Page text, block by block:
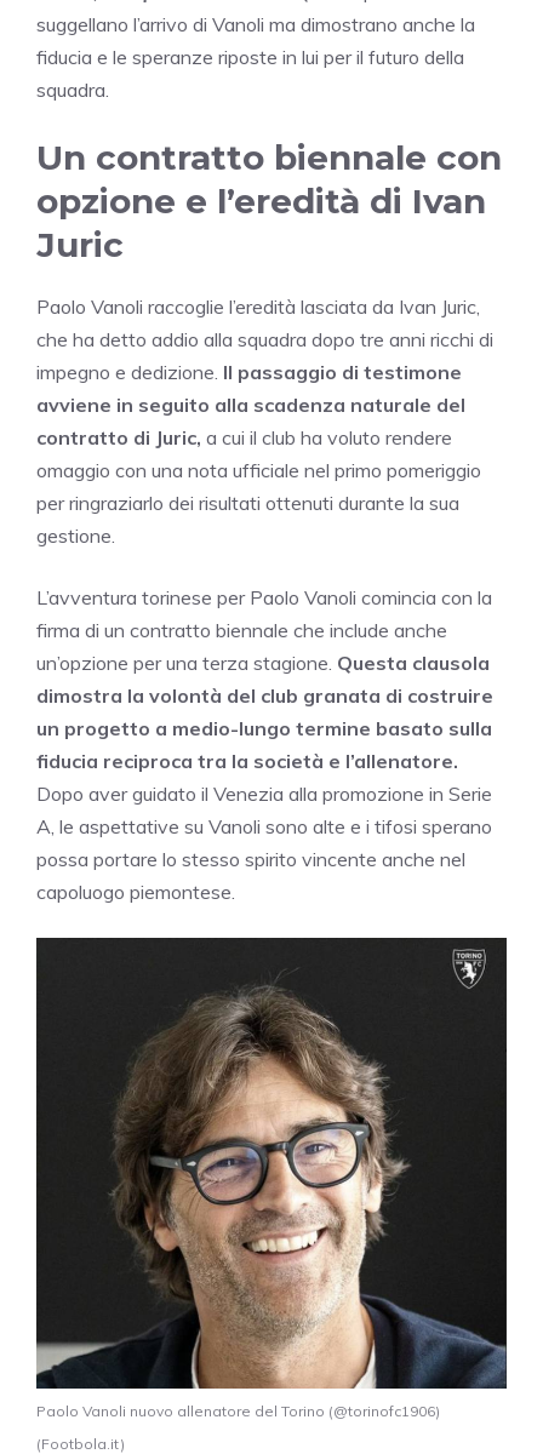
suggellano l’arrivo di Vanoli ma dimostrano anche la
fiducia e le speranze riposte in lui per il futuro della
squadra.
Un contratto biennale con
opzione e l’eredità di Ivan
Juric
Paolo Vanoli raccoglie l’eredità lasciata da Ivan Juric,
che ha detto addio alla squadra dopo tre anni ricchi di
impegno e dedizione. Il passaggio di testimone
avviene in seguito alla scadenza naturale del
contratto di Juric, a cui il club ha voluto rendere
omaggio con una nota ufficiale nel primo pomeriggio
per ringraziarlo dei risultati ottenuti durante la sua
gestione.
L’avventura torinese per Paolo Vanoli comincia con la
firma di un contratto biennale che include anche
un’opzione per una terza stagione. Questa clausola
dimostra la volontà del club granata di costruire
un progetto a medio-lungo termine basato sulla
fiducia reciproca tra la società e l’allenatore.
Dopo aver guidato il Venezia alla promozione in Serie
A, le aspettative su Vanoli sono alte e i tifosi sperano
possa portare lo stesso spirito vincente anche nel
capoluogo piemontese.
Paolo Vanoli nuovo allenatore del Torino (@torinofc1906)
(Footbola.it)